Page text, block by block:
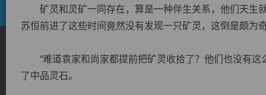
矿灵和灵矿一同存在，算是一种伴生关系，他们天生
苏恒前进了这些时间竟然没有发现一只矿灵，这倒是颇为
“难道袁家和尚家都提前把矿灵收拾了？他们也没有这
了中品灵石。